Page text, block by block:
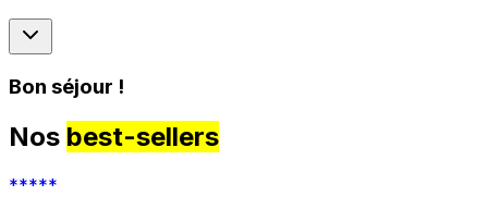
Bon séjour !
Nos best-sellers
*****